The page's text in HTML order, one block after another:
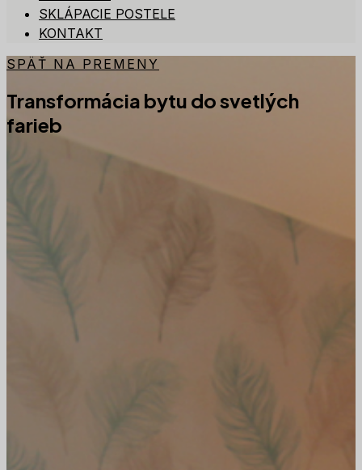
SKLÁPACIE POSTELE
KONTAKT
SPÄŤ NA PREMENY
Transformácia bytu do svetlých
farieb